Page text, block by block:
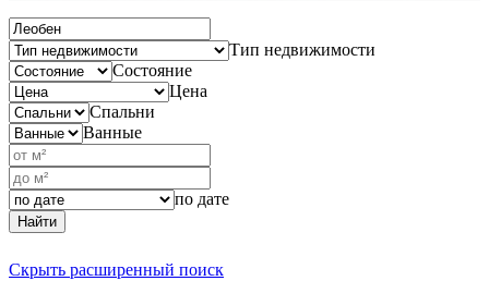
Тип недвижимости
Состояние
Цена
Спальни
Ванные
по дате
Найти
Скрыть расширенный поиск